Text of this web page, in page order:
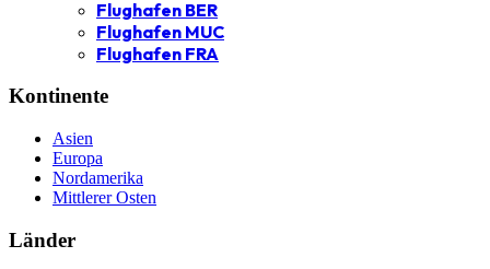
Flughafen BER
Flughafen MUC
Flughafen FRA
Kontinente
Asien
Europa
Nordamerika
Mittlerer Osten
Länder